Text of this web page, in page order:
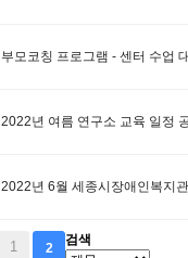
부모코칭 프로그램 - 센터 수업
2022년 여름 연구소 교육 일정
2022년 6월 세종시장애인복지
1 2
검색